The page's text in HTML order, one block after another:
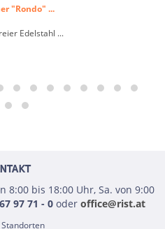
"Rondo" ...
Edelstahl ...
8:00 bis 18:00 Uhr, Sa. von 9:00
97 71 - 0oder office@rist.at